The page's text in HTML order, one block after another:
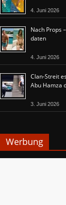
4. Juni 2026
Nach Props
daten
4. Juni 2026
Clan-Streit
Abu Hamza
3. Juni 2026
Werbung